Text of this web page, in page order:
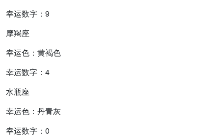
幸运数字：9
摩羯座
幸运色：黄褐色
幸运数字：4
水瓶座
幸运色：丹青灰
幸运数字：0